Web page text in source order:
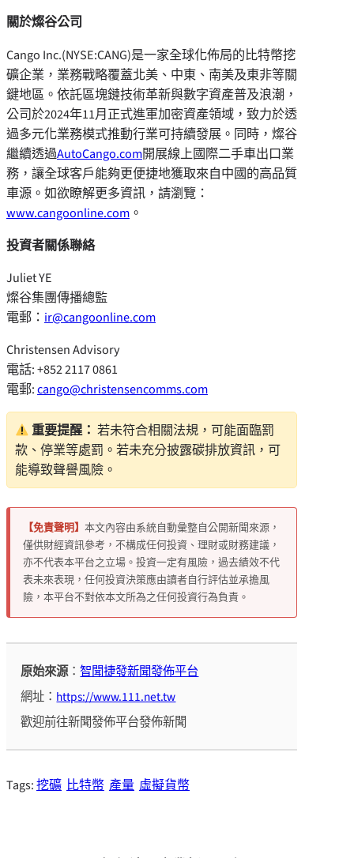
關於燦谷公司
Cango Inc.(NYSE:CANG)是一家全球化佈局的比特幣挖
礦企業，業務戰略覆蓋北美、中東、南美及東非等關
鍵地區。依託區塊鏈技術革新與數字資產普及浪潮，
公司於2024年11月正式進軍加密資產領域，致力於透
過多元化業務模式推動行業可持續發展。同時，燦谷
繼續透過AutoCango.com開展線上國際二手車出口業
務，讓全球客戶能夠更便捷地獲取來自中國的高品質
車源。如欲瞭解更多資訊，請瀏覽：
www.cangoonline.com 。
投資者關係聯絡
Juliet YE
燦谷集團傳播總監
電郵： ir@cangoonline.com
Christensen Advisory
電話: +852 2117 0861
電郵:cango@christensencomms.com
重要提醒： 若未符合相關法規，可能面臨罰
款、停業等處罰。若未充分披露碳排放資訊，可
能導致聲譽風險。
【免責聲明】 本文內容由系統自動彙整自公開新聞來源，
僅供財經資訊參考，不構成任何投資、理財或財務建議，
亦不代表本平台之立場。投資一定有風險，過去績效不代
表未來表現，任何投資決策應由讀者自行評估並承擔風
險，本平台不對依本文所為之任何投資行為負責。
原始來源：智聞捷發新聞發佈平台
網址： https://www.111.net.tw
歡迎前往新聞發佈平台發佈新聞
Tags:挖礦 比特幣 產量 虛擬貨幣